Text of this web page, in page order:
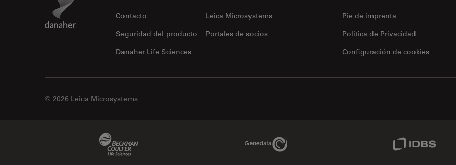
Contacto
Leica Microsystems
Seguridad del producto
Portales de socios
Danaher Life Sciences
Pie de imprenta
Politica de Privacidad
Configuración de cookies
© 2026 Leica Microsystems
Genedata Link